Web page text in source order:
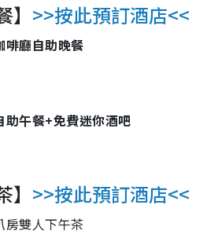
>>按此預訂酒店<<
啡廳自助晚餐
午餐+免費迷你酒吧
>>按此預訂酒店<<
房雙人下午茶